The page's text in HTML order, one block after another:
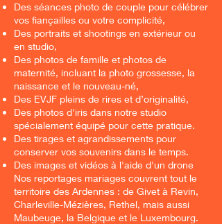
Des séances photo de couple pour célébrer
vos fiançailles ou votre complicité,
Des portraits et shootings en extérieur ou
en studio,
Des photos de famille et photos de
maternité, incluant la photo grossesse, la
naissance et le nouveau-né,
Des EVJF pleins de rires et d’originalité,
Des photos d'iris dans notre studio
spécialement équipé pour cette pratique.
Des tirages et agrandissements pour
conserver vos souvenirs dans le temps.
Des images et vidéos à l'aide d'un drone
Nos reportages mariages couvrent tout le
territoire des Ardennes : de Givet à Revin,
Charleville-Mézières, Rethel, mais aussi
Maubeuge, la Belgique et le Luxembourg.